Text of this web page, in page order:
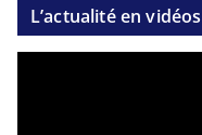
L’actualité en vidéos